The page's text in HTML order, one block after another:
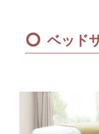
ベッド